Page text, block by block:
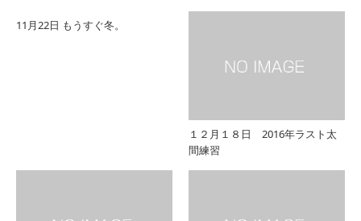
11月22日 もうすぐ冬。
１２月１８日 2016年ラスト太
間練習